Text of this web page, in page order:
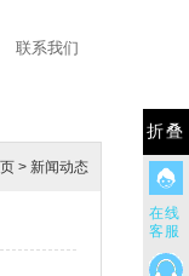
折叠
在线
客服
联系我们
> 新闻动态